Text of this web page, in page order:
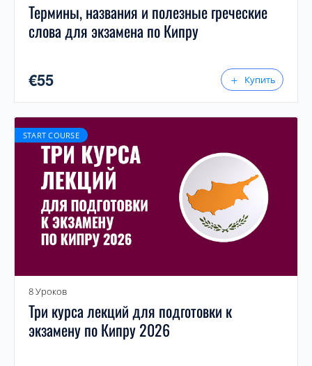
Термины, названия и полезные греческие
слова для экзамена по Кипру
€55 Купить
START COURSE
8 Уроков
Три курса лекций для подготовки к
экзамену по Кипру 2026